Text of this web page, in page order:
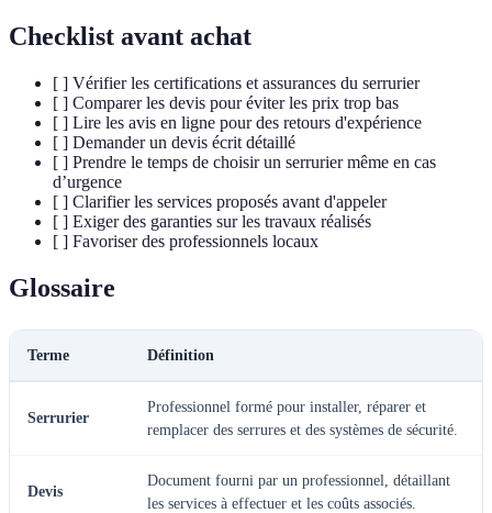
Checklist avant achat
[ ] Vérifier les certifications et assurances du serrurier
[ ] Comparer les devis pour éviter les prix trop bas
[ ] Lire les avis en ligne pour des retours d'expérience
[ ] Demander un devis écrit détaillé
[ ] Prendre le temps de choisir un serrurier même en cas
d’urgence
[ ] Clarifier les services proposés avant d'appeler
[ ] Exiger des garanties sur les travaux réalisés
[ ] Favoriser des professionnels locaux
Glossaire
Terme Définition
Serrurier
Professionnel formé pour installer, réparer et
remplacer des serrures et des systèmes de sécurité.
Devis
Document fourni par un professionnel, détaillant
les services à effectuer et les coûts associés.